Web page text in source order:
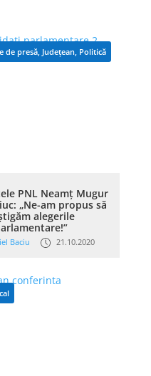
de presă, Județean, Politică
PNL Neamț Mugur
„Ne-am propus să
alegerile
Baciu 21.10.2020